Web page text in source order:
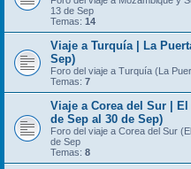
13 de Sep
Temas: 14
Viaje a Turquía | La
Sep)
Foro del viaje a Turquía (La
Temas: 7
Viaje a Corea del Sur |
de Sep al 30 de Sep)
Foro del viaje a Corea del Sur
de Sep
Temas: 8